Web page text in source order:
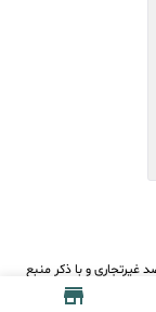
غیرتجاری و با ذکر منبع